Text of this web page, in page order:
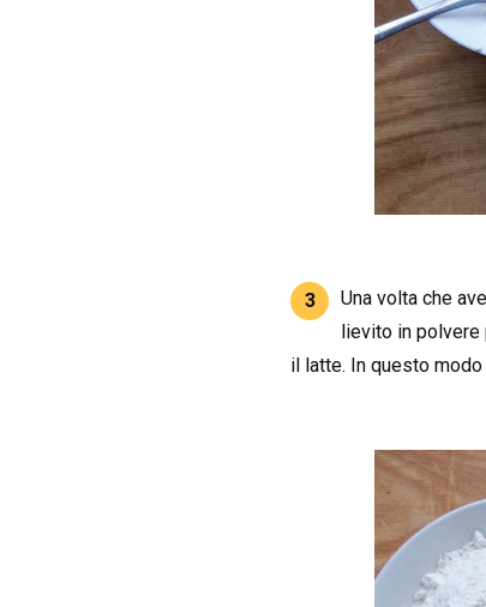
3
Una volta che
lievito in polvere
il latte. In questo